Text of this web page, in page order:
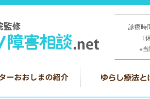
診療
※